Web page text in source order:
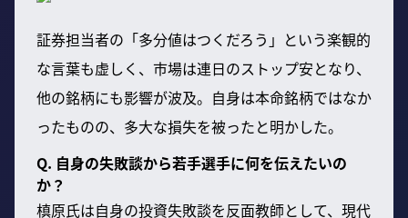
証券担当者の「多分値はつくだろう」という楽観的
な言葉も虚しく、市場は連日のストップ安となり、
他の銘柄にも影響が波及。自身は本命銘柄ではなか
ったものの、多大な損失を被ったと明かした。
Q. 自身の失敗談から若手選手に何を伝えたいの
か？
槙原氏は自身の投資失敗談を反面教師として、現代